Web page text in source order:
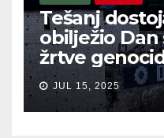
Tešanj
obilježio Dan
žrtve
JUL 15, 2025